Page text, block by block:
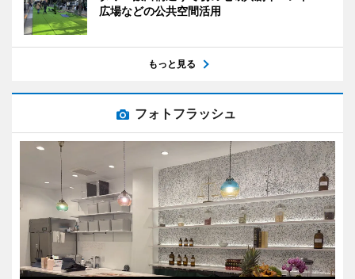
広場などの公共空間活用
もっと見る
フォトフラッシュ